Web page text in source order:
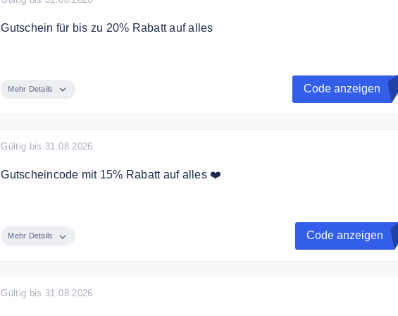
Gutschein für bis zu 20% Rabatt auf alles
Mehr Details Code anzeigen
Gültig bis 31.08.2026
Gutscheincode mit 15% Rabatt auf alles ❤️
Mehr Details Code anzeigen
Gültig bis 31.08.2026